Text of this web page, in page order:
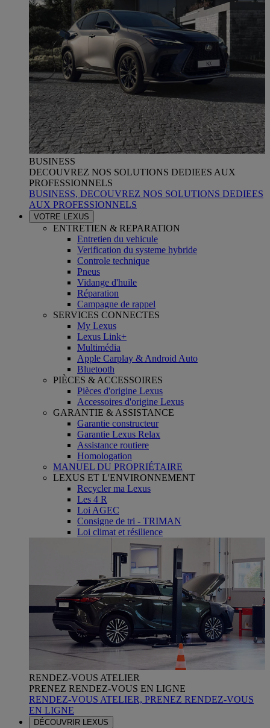
BUSINESS
DECOUVREZ NOS SOLUTIONS DEDIEES AUX
PROFESSIONNELS
BUSINESS, DECOUVREZ NOS SOLUTIONS DEDIEES
AUX PROFESSIONNELS
VOTRE LEXUS
ENTRETIEN & REPARATION
Entretien du vehicule
Verification du systeme hybride
Controle technique
Pneus
Vidange d'huile
Réparation
Campagne de rappel
SERVICES CONNECTES
My Lexus
Lexus Link+
Multimédia
Apple Carplay & Android Auto
Bluetooth
PIÈCES & ACCESSOIRES
Pièces d'origine Lexus
Accessoires d'origine Lexus
GARANTIE & ASSISTANCE
Garantie constructeur
Garantie Lexus Relax
Assistance routiere
Homologation
MANUEL DU PROPRIÉTAIRE
LEXUS ET L'ENVIRONNEMENT
Recycler ma Lexus
Les 4 R
Loi AGEC
Consigne de tri - TRIMAN
Loi climat et résilience
RENDEZ-VOUS ATELIER
PRENEZ RENDEZ-VOUS EN LIGNE
RENDEZ-VOUS ATELIER, PRENEZ RENDEZ-VOUS
EN LIGNE
DÉCOUVRIR LEXUS